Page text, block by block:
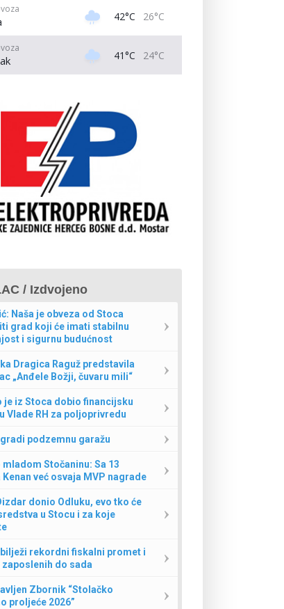
42°C 26°C
41°C 24°C
/ Izdvojeno
Naša je obveza od Stoca
grad koji će imati stabilnu
i sigurnu budućnost
Dragica Raguž predstavila
„Anđele Božji, čuvaru mili“
je iz Stoca dobio financijsku
Vlade RH za poljoprivredu
podzemnu garažu
mladom Stočaninu: Sa 13
već osvaja MVP nagrade
donio Odluku, evo tko će
u Stocu i za koje
rekordni fiskalni promet i
zaposlenih do sada
Zbornik “Stolačko
proljeće 2026”